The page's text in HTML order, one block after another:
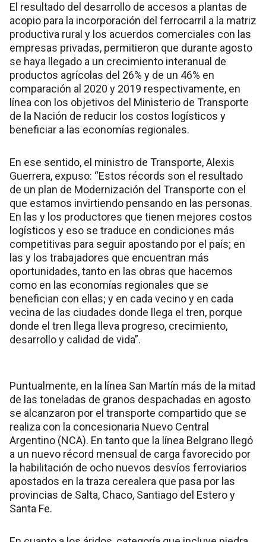
El resultado del desarrollo de accesos a plantas de
acopio para la incorporación del ferrocarril a la matriz
productiva rural y los acuerdos comerciales con las
empresas privadas, permitieron que durante agosto
se haya llegado a un crecimiento interanual de
productos agrícolas del 26% y de un 46% en
comparación al 2020 y 2019 respectivamente, en
línea con los objetivos del Ministerio de Transporte
de la Nación de reducir los costos logísticos y
beneficiar a las economías regionales.
En ese sentido, el ministro de Transporte, Alexis
Guerrera, expuso: “Estos récords son el resultado
de un plan de Modernización del Transporte con el
que estamos invirtiendo pensando en las personas.
En las y los productores que tienen mejores costos
logísticos y eso se traduce en condiciones más
competitivas para seguir apostando por el país; en
las y los trabajadores que encuentran más
oportunidades, tanto en las obras que hacemos
como en las economías regionales que se
benefician con ellas; y en cada vecino y en cada
vecina de las ciudades donde llega el tren, porque
donde el tren llega lleva progreso, crecimiento,
desarrollo y calidad de vida”.
Puntualmente, en la línea San Martín más de la mitad
de las toneladas de granos despachadas en agosto
se alcanzaron por el transporte compartido que se
realiza con la concesionaria Nuevo Central
Argentino (NCA). En tanto que la línea Belgrano llegó
a un nuevo récord mensual de carga favorecido por
la habilitación de ocho nuevos desvíos ferroviarios
apostados en la traza cerealera que pasa por las
provincias de Salta, Chaco, Santiago del Estero y
Santa Fe.